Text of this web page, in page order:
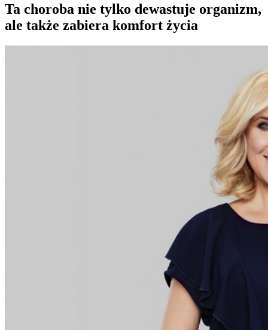
Ta choroba nie tylko dewastuje organizm,
ale także zabiera komfort życia